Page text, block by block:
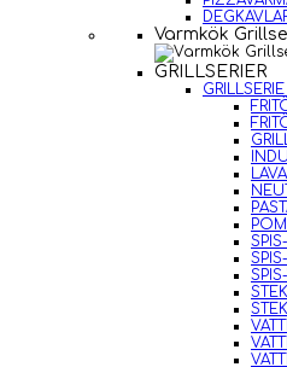
Varmkök
GRILLSERIER